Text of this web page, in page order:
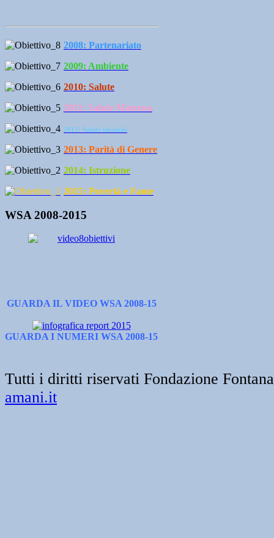
2008: Partenariato
2009: Ambiente
2010: Salute
2011: Salute Materna
2012: Salute infantile
2013: Parità di Genere
2014: Istruzione
2015: Povertà e Fame
WSA 2008-2015
GUARDA IL VIDEO WSA 2008-15
GUARDA I NUMERI WSA 2008-15
Tutti i diritti riservati Fondazione
amani.it